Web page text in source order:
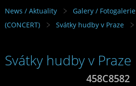
News / Aktuality Galery / Fotogalerie
(CONCERT)
Svátky hudby v Praze
Svátky hudby v Praze
458C8582